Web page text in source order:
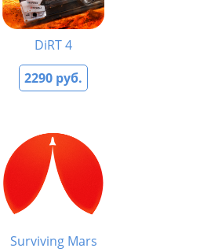
DiRT 4
2290 руб.
Surviving Mars